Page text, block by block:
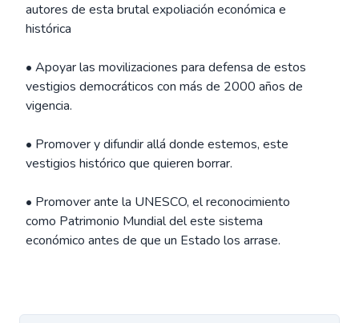
autores de esta brutal expoliación económica e
histórica
• Apoyar las movilizaciones para defensa de estos
vestigios democráticos con más de 2000 años de
vigencia.
• Promover y difundir allá donde estemos, este
vestigios histórico que quieren borrar.
• Promover ante la UNESCO, el reconocimiento
como Patrimonio Mundial del este sistema
económico antes de que un Estado los arrase.